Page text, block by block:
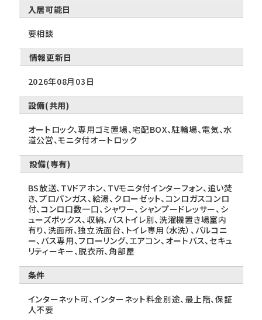
入居可能日
要相談
情報更新日
2026年08月03日
設備(共用)
オートロック、専用ゴミ置場、宅配BOX、駐輪場、電気、水
道公営、モニタ付オートロック
設備(専有)
BS放送、TVドアホン、TVモニタ付インターフォン、追い焚
き、プロパンガス、給湯、クローゼット、コンロガスコンロ
付、コンロ口数一口、シャワー、シャンプードレッサー、シ
ューズボックス、収納、バストイレ別、洗濯機置き場室内
有り、洗面所、独立洗面台、トイレ専用（水洗）、バルコニ
ー、バス専用、フローリング、エアコン、オートバス、セキュ
リティーキー、脱衣所、角部屋
条件
インターネット可、インターネット料金別途、最上階、保証
人不要